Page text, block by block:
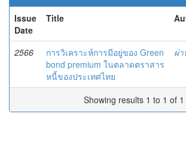
Issue
Date
Title
2566
การวิเคราะห์การมีอยู่ของ Green
bond premium ในตลาดตราสาร
หนี้ของประเทศไทย
ผ่
Showing results 1 to 1 of 1